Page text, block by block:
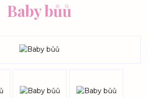
Baby bůů